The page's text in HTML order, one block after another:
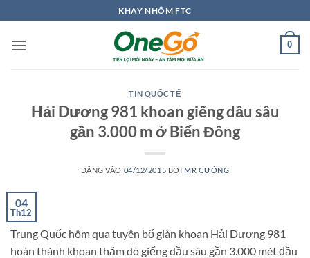
qua
nội
KHAY NHÔM FTC
0
TIN QUỐC TẾ
Hải Dương 981 khoan giếng dầu sâu
gần 3.000 m ở Biển Đông
ĐĂNG VÀO 04/12/2015 BỞI MR CƯỜNG
04
Th12
Trung Quốc hôm qua tuyên bố giàn khoan Hải Dương 981
hoàn thành khoan thăm dò giếng dầu sâu gần 3.000 mét đầu